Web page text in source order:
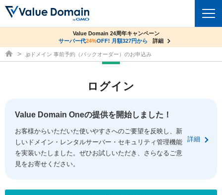
ドメイントップ
ドメイン移管
ドメイン価格一覧
ドメイン一括検索
.jpドメインオークション
コアサーバー
バリューサーバー
XREA
セキュリティトップ
Value Domain ネットde診断
SSL証明書
サービストップ
お得意様割引
facebook
co.jpドメイン✕コアサーバーV2ビジネス応援キャンペーン
サーバー料金1年間無料
詳細
Value Domain 24周年キャンペーン
サーバー代24%OFF! 月額327円から 詳細
ドメイン取得ならバリュードメイン
.jpドメイン 事前予約（バックオーダー）のお申込み
ログイン
Value Domain Oneの提供を開始しました！
お客様からいただいた使いやすさへのご要望を反映し、新
しいドメイン・レンタルサーバー・セキュリティ管理機能
を実装いたしました。ぜひお試しいただき、さらなるご意
見をお寄せください。
詳細